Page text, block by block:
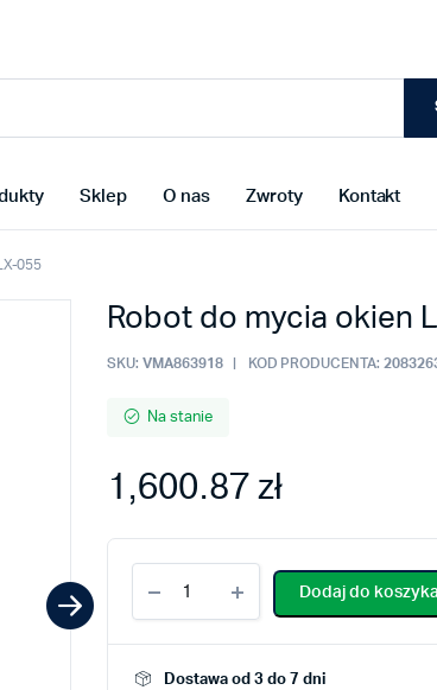
Sklep O nas Zwroty Kontakt
055
Robot do mycia okien
SKU: VMA863918 KOD PRODUCENTA:
Na stanie
1,600.87 zł
Dodaj do koszyka
Dostawa od 3 do 7 dni